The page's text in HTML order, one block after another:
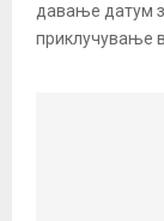
давање датум
приклучување